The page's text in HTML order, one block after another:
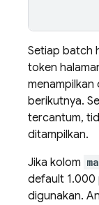
Setiap batch
token
berikutnya.
tercantum,
ditampilkan.
Jika kolom
default 1.000
digunakan.